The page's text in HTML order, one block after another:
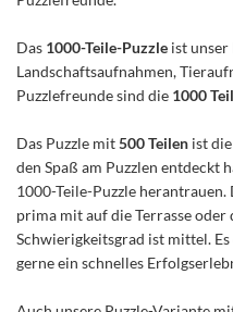
Das 1000-Teile-Puzzle ist unser
Landschaftsaufnahmen,
Puzzlefreunde sind die 1000 Teil
Das Puzzle mit500 Teilen ist
den Spaß am Puzzlen entdeckt
1000-Teile-Puzzle herantrauen.
prima mit auf die Terrasse
Schwierigkeitsgrad ist mittel.
gerne ein schnelles